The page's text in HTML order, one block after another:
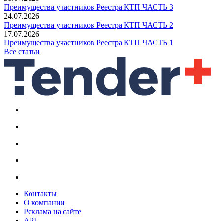
Преимущества участников Реестра КТП ЧАСТЬ 3
24.07.2026
Преимущества участников Реестра КТП ЧАСТЬ 2
17.07.2026
Преимущества участников Реестра КТП ЧАСТЬ 1
Все статьи
Контакты
О компании
Реклама на сайте